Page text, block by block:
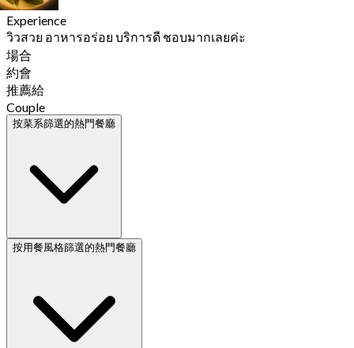
Experience
วิวสวย อาหารอร่อย บริการดี ชอบมากเลยค่ะ
場合
約會
推薦給
Couple
按菜系篩選的熱門餐廳
按用餐風格篩選的熱門餐廳